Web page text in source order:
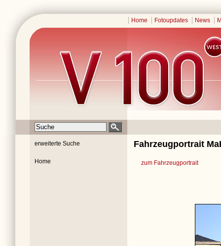
Home Fotoupdates News
erweiterte Suche
Home
Fahrzeugportrait
zum Fahrzeugportrait